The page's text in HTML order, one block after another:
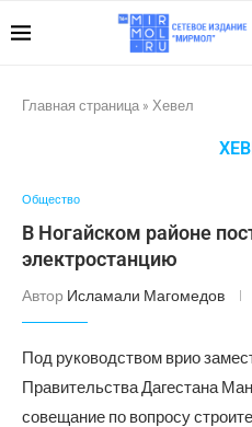
Главная страница » Хевел
Общество
В Ногайском районе
электростанцию
Автор Исламали Магомедов
Под руководством врио
Правительства Дагестана
совещание по вопросу